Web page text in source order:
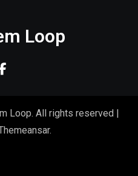
Loop
Loop. All rights reserved |
.